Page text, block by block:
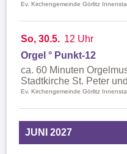
Ev. Kirchengemeinde Görlitz
So, 30.5. 12 Uhr
Orgel ° Punkt-12
ca. 60 Minuten
Stadtkirche St. Peter
Ev. Kirchengemeinde Görlitz
JUNI 2027